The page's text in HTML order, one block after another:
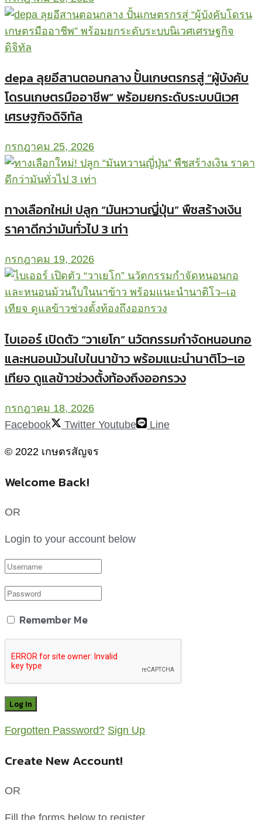
depa ลุยอีสานตอนกลาง ปั้นเกษตรกรสู่ “ผู้บังคับ
โดรนเกษตรมืออาชีพ” พร้อมยกระดับระบบนิเวศ
เศรษฐกิจดิจิทัล
กรกฎาคม 25, 2026
ทางเลือกใหม่! ปลูก “มันหวานญี่ปุ่น” พืชสร้างเงิน
ราคาดีกว่ามันทั่วไป 3 เท่า
กรกฎาคม 19, 2026
ไบเออร์ เปิดตัว “วาเยโก” นวัตกรรมกำจัดหนอนกอ
และหนอนม้วนใบในนาข้าว พร้อมแนะนำนาติโว–เอ
เทียจ ดูแลข้าวช่วงตั้งท้องถึงออกรวง
กรกฎาคม 18, 2026
Facebook
Twitter Youtube Line
© 2022 เกษตรสัญจร
Welcome Back!
OR
Login to your account below
Remember Me
Forgotten Password? Sign Up
Create New Account!
OR
Fill the forms below to register